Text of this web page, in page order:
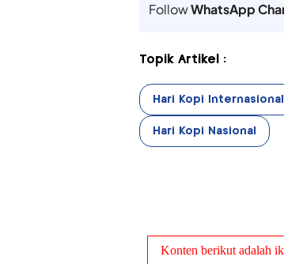
FollowWhatsApp
Topik Artikel :
Hari Kopi Internasional
Hari Kopi Nasional